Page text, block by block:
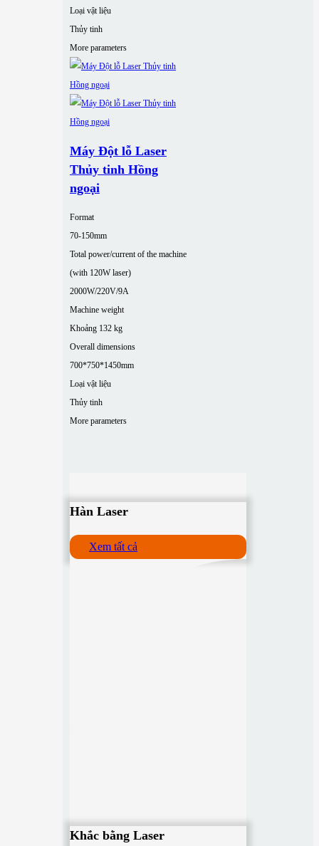
Loại vật liệu
Thủy tinh
More parameters
Máy Đột lỗ Laser
Thủy tinh Hồng
ngoại
Format
70-150mm
Total power/current of the machine
(with 120W laser)
2000W/220V/9A
Machine weight
Khoảng 132 kg
Overall dimensions
700*750*1450mm
Loại vật liệu
Thủy tinh
More parameters
Hàn Laser
Xem tất cả
Khắc bằng Laser